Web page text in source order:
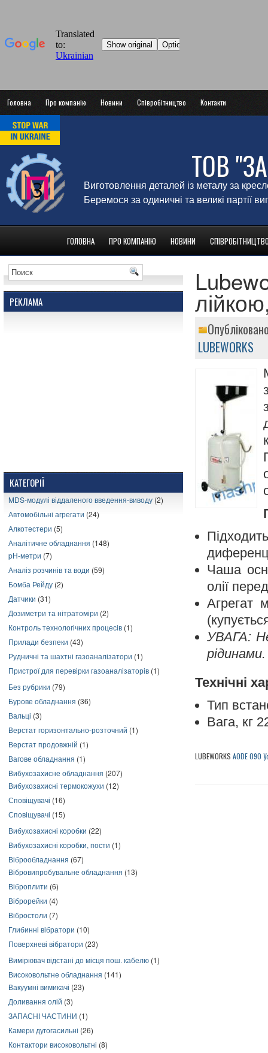
Головна Про компанію Новини Співробітництво Контакти
ТОВ
Виготовлення деталей із металу за
Беремося за одиничні та великі партії
ГОЛОВНА ПРО КОМПАНІЮ НОВИНИ
РЕКЛАМА
КАТЕГОРІЇ
MDS-модулі віддаленого введення-виводу (2)
Автомобільні агрегати (24)
Алкотестери (5)
Аналітичне обладнання (148)
pH-метри (7)
Аналіз розчинів та води (59)
Бомба Рейду (2)
Датчики (31)
Дозиметри та нітратоміри (2)
Контроль технологічних процесів (1)
Прилади безпеки (43)
Рудничні та шахтні газоаналізатори (1)
Пристрої для перевірки газоаналізаторів (1)
Без рубрики (79)
Бурове обладнання (36)
Вальці (3)
Верстат горизонтально-розточний (1)
Верстат продовжній (1)
Вагове обладнання (1)
Вибухозахисне обладнання (207)
Вибухозахисні термокожухи (12)
Сповіщувачі (16)
Сповіщувачі (15)
Вибухозахисні коробки (22)
Вибухозахисні коробки, пости (1)
Віброобладнання (67)
Вібровипробувальне обладнання (13)
Віброплити (6)
Віброрейки (4)
Вібростоли (7)
Глибинні вібратори (10)
Поверхневі вібратори (23)
Вимірювач відстані до місця пош. кабелю (1)
Високовольтне обладнання (141)
Вакуумні вимикачі (23)
Доливання олій (3)
ЗАПАСНІ ЧАСТИНИ (1)
Камери дугогасильні (26)
Контактори високовольтні (8)
LUBEWORKS
Чаша
олії
Агрегат
УВАГА:
рідинами.
Технічні
Тип
Вага, кг
LUBEWORKS AODE 090